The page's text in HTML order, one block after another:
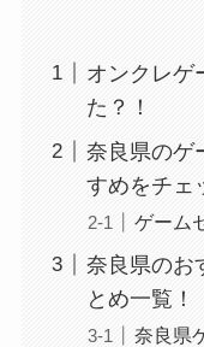
オンクレゲ
た？！
奈良県のゲ
すめをチェ
ゲーム
奈良県のお
とめ一覧！
奈良県